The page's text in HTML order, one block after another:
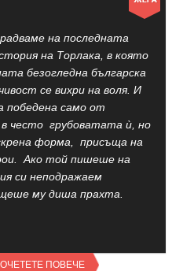
на последната
на Торлака, в която
безогледна българска
се вихри на воля. И
победена само от
често грубоватата ѝ, но
форма, присъща на
Ако той пишеше на
си неподражаем
му диша прахта.
ПОВЕЧЕ